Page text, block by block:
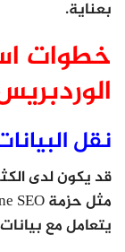
بعناية.
خطوات
نقل
يتعامل مع بيانات SEO الخاصة بك.